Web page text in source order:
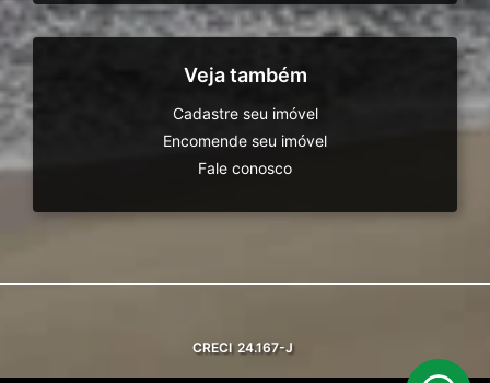
Veja também
Cadastre seu imóvel
Encomende seu imóvel
Fale conosco
CRECI 24.167-J